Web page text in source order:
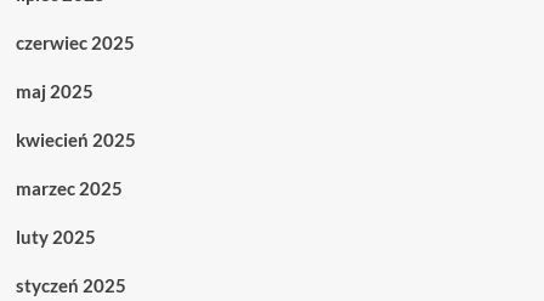
czerwiec 2025
maj 2025
kwiecień 2025
marzec 2025
luty 2025
styczeń 2025